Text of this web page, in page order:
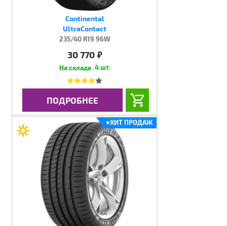
Continental
UltraContact
235/40 R19 96W
30 770 руб.
4 шт.
ПОДРОБНЕЕ
♥ХИТ ПРОДАЖ